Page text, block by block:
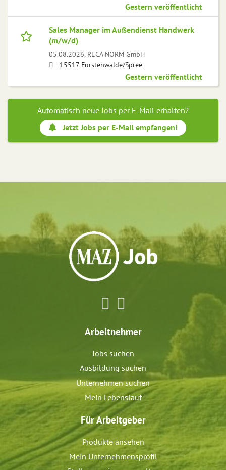
Gestern veröffentlicht
Sales Manager im Außendienst Handwerk
(m/w/d)
05.08.2026, RECA NORM GmbH
15517 Fürstenwalde/Spree
Gestern veröffentlicht
Automatisch neue Jobs per E-Mail erhalten?
Jetzt Jobs per E-Mail empfangen!
Arbeitnehmer
Jobs suchen
Ausbildung suchen
Unternehmen suchen
Mein Lebenslauf
Für Arbeitgeber
Produkte ansehen
Mein Unternehmensprofil